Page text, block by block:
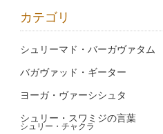
カテゴリ
シュリーマド・バーガヴァタム
バガヴァッド・ギーター
ヨーガ・ヴァーシシュタ
シュリー・スワミジの言葉
シュリー・チャクラ